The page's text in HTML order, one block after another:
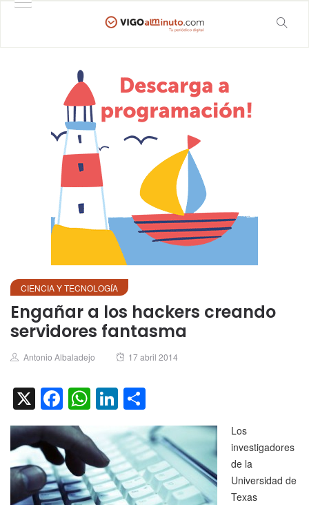
CIENCIA Y TECNOLOGÍA
Engañar a los hackers creando
servidores fantasma
Author
Antonio Albaladejo
Posted
17 abril 2014
X Facebook
WhatsApp
LinkedIn
Los
investigadores
de la
Universidad de
Texas